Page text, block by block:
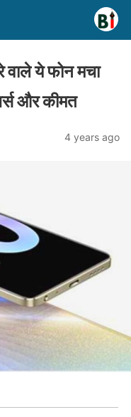
ये फोन मचा
और कीमत
4 years ago